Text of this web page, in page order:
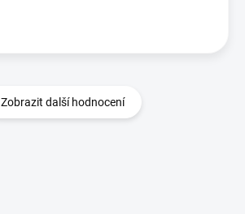
Zobrazit další hodnocení